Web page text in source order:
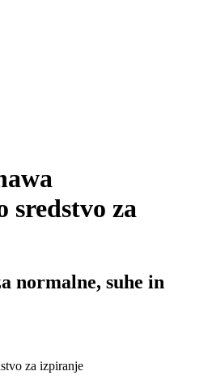
sredstvo za
normalne, suhe in
za izpiranje